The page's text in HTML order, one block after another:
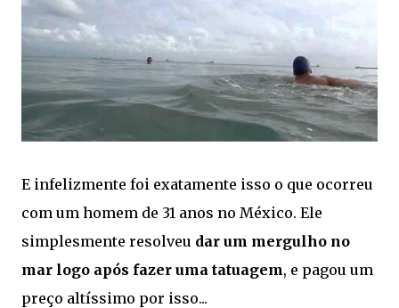
E infelizmente foi exatamente isso o que ocorreu
com um homem de 31 anos no México. Ele
simplesmente resolveu dar um mergulho no
mar logo após fazer uma tatuagem, e pagou um
preço altíssimo por isso...